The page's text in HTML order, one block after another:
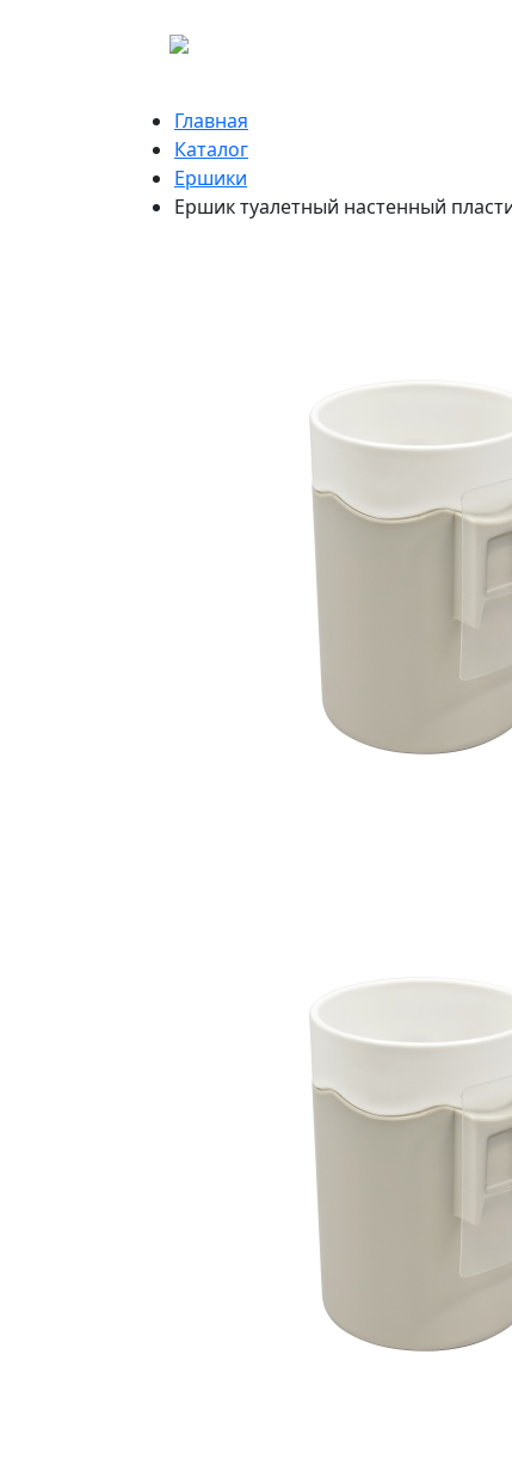
Главная
Каталог
Ершики
Ершик туалетный настенный